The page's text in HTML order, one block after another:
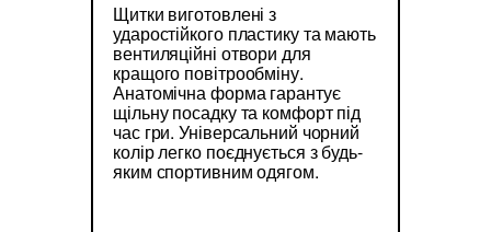
Щитки виготовлені з
ударостійкого пластику та мають
вентиляційні отвори для
кращого повітрообміну.
Анатомічна форма гарантує
щільну посадку та комфорт під
час гри. Універсальний чорний
колір легко поєднується з будь-
яким спортивним одягом.